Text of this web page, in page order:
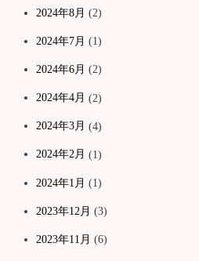
2024年8月 (2)
2024年7月 (1)
2024年6月 (2)
2024年4月 (2)
2024年3月 (4)
2024年2月 (1)
2024年1月 (1)
2023年12月 (3)
2023年11月 (6)